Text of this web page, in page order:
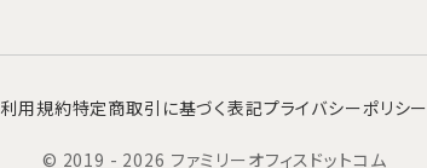
利用規約特定商取引に基づく表記プライバシーポリシー
© 2019 - 2026 ファミリーオフィスドットコム